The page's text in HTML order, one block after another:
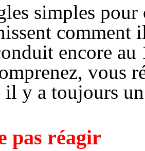
simples
comment
encore
vous
il y a toujours
pas réagir